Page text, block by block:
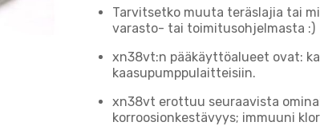
Tarvitsetko muuta teräslajia tai
varasto- tai toimitusohjelmasta :)
xn38vt:n pääkäyttöalueet ovat:
kaasupumppulaitteisiin.
xn38vt erottuu seuraavista
korroosionkestävyys; immuuni